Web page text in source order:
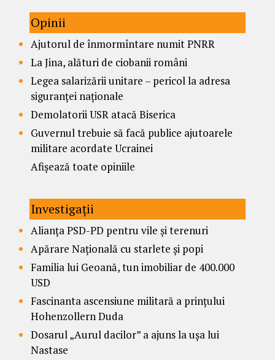
Opinii
Ajutorul de înmormîntare numit PNRR
La Jina, alături de ciobanii români
Legea salarizării unitare – pericol la adresa
siguranței naționale
Demolatorii USR atacă Biserica
Guvernul trebuie să facă publice ajutoarele
militare acordate Ucrainei
Afișează toate opiniile
Investigații
Alianța PSD-PD pentru vile și terenuri
Apărare Națională cu starlete și popi
Familia lui Geoană, tun imobiliar de 400.000
USD
Fascinanta ascensiune militară a prințului
Hohenzollern Duda
Dosarul „Aurul dacilor” a ajuns la ușa lui
Nastase